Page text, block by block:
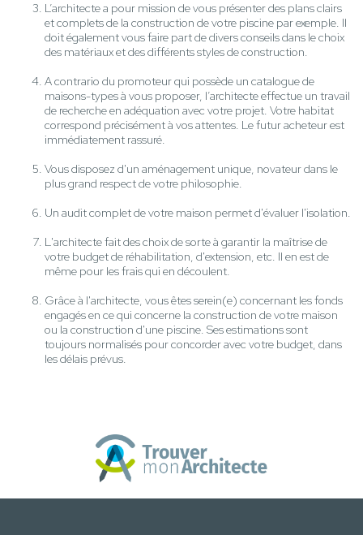
L’architecte a pour mission de vous présenter des plans clairs
et complets de la construction de votre piscine par exemple. Il
doit également vous faire part de divers conseils dans le choix
des matériaux et des différents styles de construction.
A contrario du promoteur qui possède un catalogue de
maisons-types à vous proposer, l’architecte effectue un travail
de recherche en adéquation avec votre projet. Votre habitat
correspond précisément à vos attentes. Le futur acheteur est
immédiatement rassuré.
Vous disposez d'un aménagement unique, novateur dans le
plus grand respect de votre philosophie.
Un audit complet de votre maison permet d'évaluer l'isolation.
L'architecte fait des choix de sorte à garantir la maîtrise de
votre budget de réhabilitation, d'extension, etc. Il en est de
même pour les frais qui en découlent.
Grâce à l'architecte, vous êtes serein(e) concernant les fonds
engagés en ce qui concerne la construction de votre maison
ou la construction d'une piscine. Ses estimations sont
toujours normalisés pour concorder avec votre budget, dans
les délais prévus.